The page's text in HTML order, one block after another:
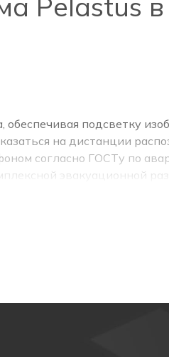
подсветку
на дистанции
согласно ГОСТу по
эвакуационной